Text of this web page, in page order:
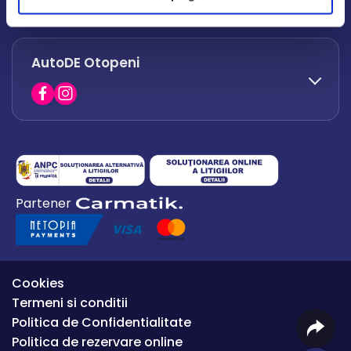
office.afumati@autode.ro
0730 063 852
0730 063 851
AutoDE Otopeni
0754 649 360
office.premium@autode.ro
Partener
Cookies
Termeni si conditii
Politica de Confidentialitate
Politica de rezervare online